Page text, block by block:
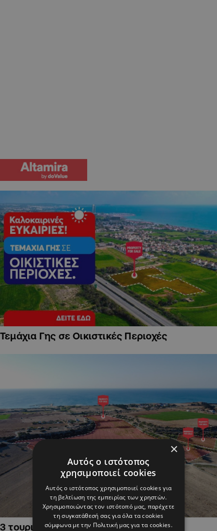
Τεμάχια Γης σε Οικιστικές Περιοχές
3 τουριστικά χωράφια στην Αλαμινό,
×
Αυτός ο ιστότοπος
χρησιμοποιεί cookies
Αυτός ο ιστότοπος χρησιμοποιεί cookies για
τη βελτίωση της εμπειρίας των χρηστών.
Χρησιμοποιώντας τον ιστότοπό μας, παρέχετε
τη συγκατάθεσή σας για όλα τα cookies
σύμφωνα με την Πολιτική μας για τα cookies.